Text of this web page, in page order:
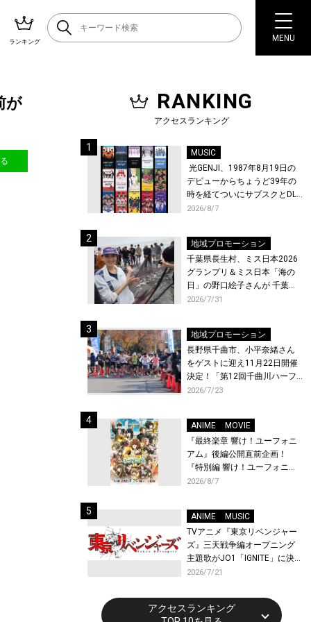
ランキング MENU
が RANKING
アクセスランキング
MUSIC
光GENJI、1987年8月19日の
デビューからちょうど39年の
時を経てついにサブスクとDL
配信が解禁！
2026/8/7
地域プロモーション
千葉県長生村、ミス日本2026
グランプリ＆ミス日本「海の
日」の野口絵子さんが 千葉県
唯一の村・長生村で地引網を
2026/7/31
地域プロモーション
長野県千曲市、小平奈緒さん
をゲストに迎え11月22日開催
決定！「第12回千曲川ハーフ
マラソン」エントリー受付開
2026/7/23
ANIME
MOVIE
『最終楽章 響け！ユーフォニ
アム』後編公開直前企画！
『特別編 響け！ユーフォニア
ム〜アンサンブルコンテス
映が決定！
2026/8/7
ANIME
MUSIC
TVアニメ『東京リベンジャー
ズ』三天戦争編オープニング
主題歌がJO1「IGNITE」に決
定！メンバー全員から喜びと
トが到着！9月に東京・大阪で
先行上映会を開催！
2026/7/21
アクセスランキング